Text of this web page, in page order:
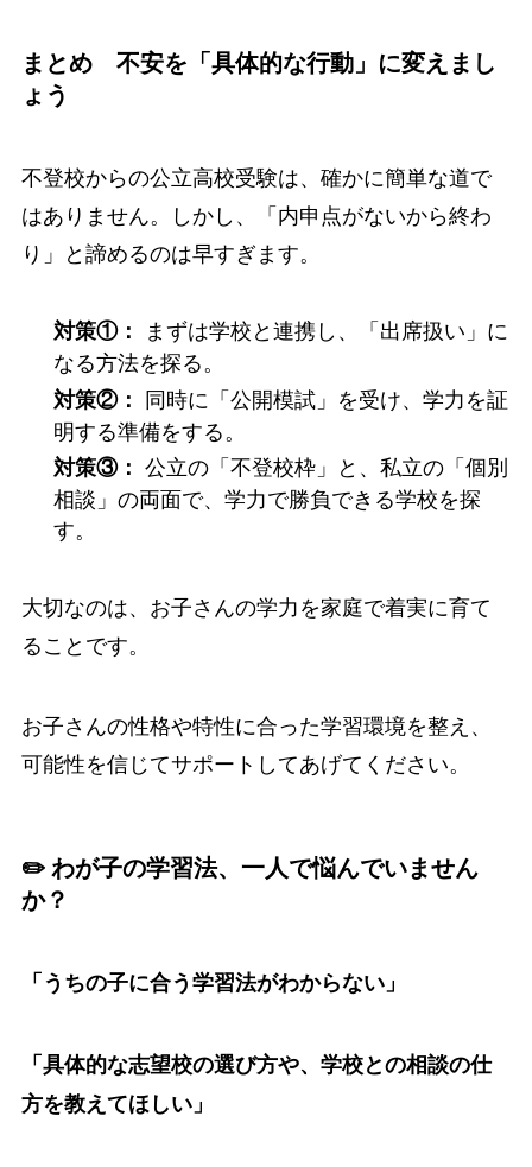
まとめ 不安を「具体的な行動」に変えまし
ょう
不登校からの公立高校受験は、確かに簡単な道で
はありません。しかし、「内申点がないから終わ
り」と諦めるのは早すぎます。
対策①： まずは学校と連携し、「出席扱い」に
なる方法を探る。
対策②： 同時に「公開模試」を受け、学力を証
明する準備をする。
対策③： 公立の「不登校枠」と、私立の「個別
相談」の両面で、学力で勝負できる学校を探
す。
大切なのは、お子さんの学力を家庭で着実に育て
ることです。
お子さんの性格や特性に合った学習環境を整え、
可能性を信じてサポートしてあげてください。
✏️ わが子の学習法、一人で悩んでいません
か？
「うちの子に合う学習法がわからない」
「具体的な志望校の選び方や、学校との相談の仕
方を教えてほしい」